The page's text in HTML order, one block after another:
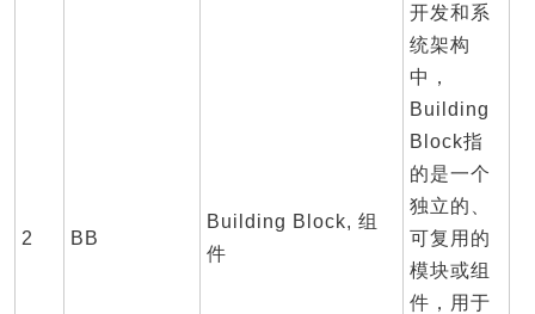
2 BB
Building Block, 组
件
开发和系
统架构
中，
Building
Block指
的是一个
独立的、
可复用的
模块或组
件，用于